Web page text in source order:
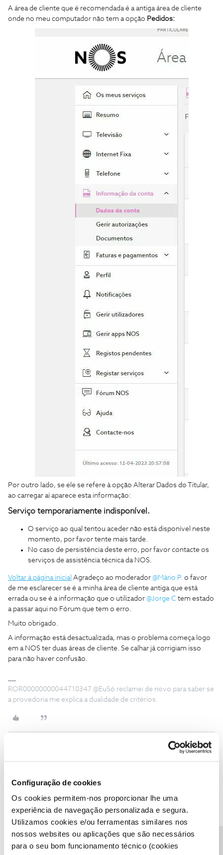
Configuração de cookies
Os cookies permitem-nos proporcionar lhe uma
experiência de navegação personalizada e segura.
Utilizamos cookies e/ou ferramentas similares nos
nossos websites ou aplicações que são necessários
para o seu bom funcionamento técnico (cookies
A área de cliente que é recomendada é a antiga área de cliente
onde no meu computador não tem a opção Pedidos:
Por outro lado, se ele se refere à opção Alterar Dados do Titular,
ao carregar aí aparece esta informação:
Serviço temporariamente indisponível.
O serviço ao qual tentou aceder não está disponível neste
momento, por favor tente mais tarde.
No caso de persistência deste erro, por favor contacte os
serviços de assistência técnica da NOS.
Voltar à página inicial Agradeço ao moderador @Mário P. o favor
de me esclarecer se é a minha área de cliente antiga que está
errada ou se é a informação que o utilizador @Jorge C tem estado
a passar aqui no Fórum que tem o erro.
Muito obrigado.
A informação está desactualizada, mas o problema começa logo
em a NOS ter duas áreas de cliente. Se calhar já corrigiam isso
para não haver confusão.
ROR00000000044710347 @EuSó reclamei de novo para saber se
a provedoria me explica a dualidade de critérios.
Aqui a questão é outra, é tirar uma dúvida, o utilizador
ter escrito que não se pode enviar um pedido.